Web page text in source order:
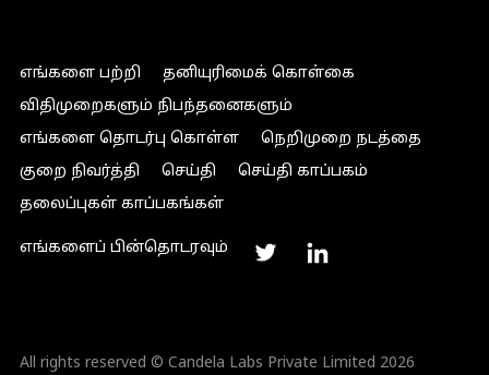
எங்களை பற்றி
தனியுரிமைக் கொள்கை
விதிமுறைகளும் நிபந்தனைகளும்
எங்களை தொடர்பு கொள்ள
நெறிமுறை நடத்தை
குறை நிவர்த்தி
செய்தி
செய்தி காப்பகம்
தலைப்புகள் காப்பகங்கள்
எங்களைப் பின்தொடரவும்
All rights reserved © Candela Labs Private Limited 2026